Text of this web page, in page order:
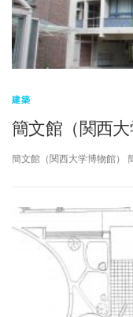
建築
簡文館（関西大
簡文館（関西大学博物館）